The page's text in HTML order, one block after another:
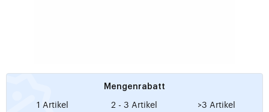
Mengenrabatt
1 Artikel 2 - 3 Artikel >3 Artikel